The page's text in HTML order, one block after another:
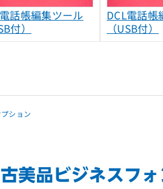
話帳編集ツール
付）
DCL電話帳
（USB付）
ション